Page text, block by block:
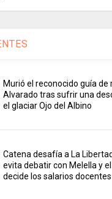
Murió el reconocido guía de
Alvarado tras sufrir una
el glaciar Ojo del Albino
Catena desafía a La
evita debatir con Melella y
decide los salarios docentes